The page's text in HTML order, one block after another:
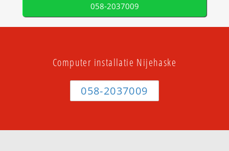
058-2037009
Computer installatie Nijehaske
058-2037009